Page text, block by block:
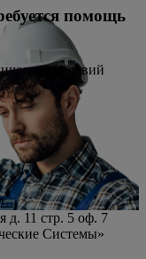
помощь
условий
д. 11 стр. 5 оф. 7
Системы»